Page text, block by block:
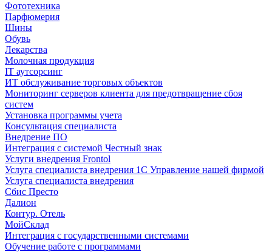
Фототехника
Парфюмерия
Шины
Обувь
Лекарства
Молочная продукция
IT аутсорсинг
ИТ обслуживание торговых объектов
Мониторинг серверов клиента для предотвращение сбоя
систем
Установка программы учета
Консультация специалиста
Внедрение ПО
Интеграция с системой Честный знак
Услуги внедрения Frontol
Услуга специалиста внедрения 1С Управление нашей фирмой
Услуга специалиста внедрения
Сбис Престо
Далион
Контур. Отель
МойСклад
Интеграция с государственными системами
Обучение работе с программами